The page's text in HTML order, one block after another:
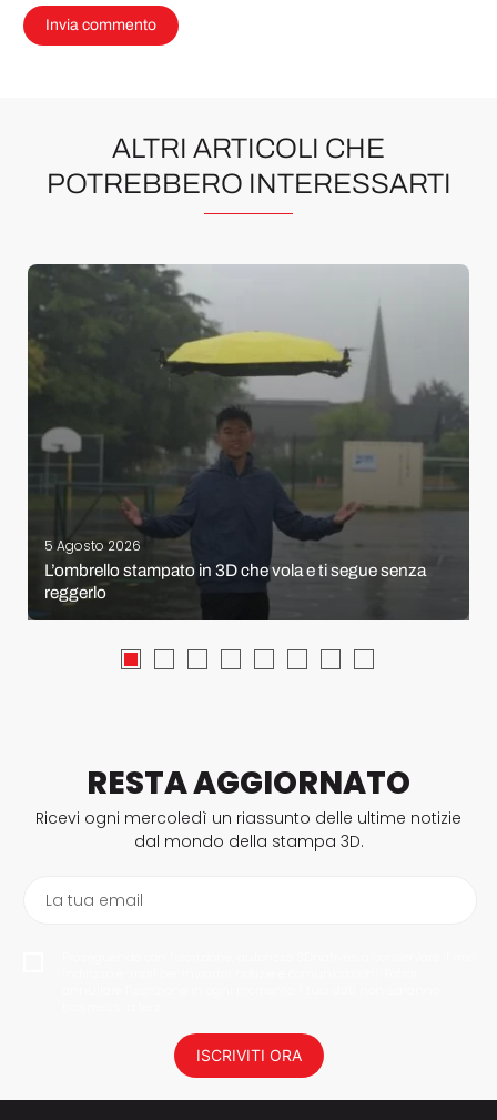
ALTRI ARTICOLI CHE
POTREBBERO INTERESSARTI
5 Agosto 2026
L’ombrello stampato in 3D che vola e ti segue senza
reggerlo
RESTA AGGIORNATO
Ricevi ogni mercoledì un riassunto delle ultime notizie
dal mondo della stampa 3D.
La tua email
ISCRIVITI ORA